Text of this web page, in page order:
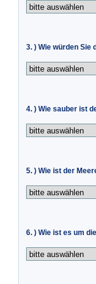
3. ) Wie würden Sie
4. ) Wie sauber ist
5. ) Wie ist der
6. ) Wie ist es um